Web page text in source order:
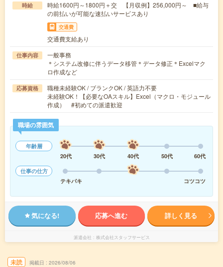
時給
時給1600円～1800円＋交 【月収例】256,000円～ ■給与
の前払いが可能な速払いサービスあり
交通費
交通費支給あり
仕事内容
一般事務
＊システム改修に伴うデータ移管＊データ修正＊Excelマク
ロ作成など
応募資格
職種未経験OK / ブランクOK / 英語力不要
未経験OK！【必要なOAスキル】Excel（マクロ・モジュール
作成） #初めての派遣歓迎
職場の雰囲気
年齢層
20代
30代 40代 50代
60代
仕事の仕方
テキパキ
コツコツ
気になる! 応募へ進む 詳しく見る
派遣会社 株式会社スタッフサービス
未読 掲載日 2026/08/06